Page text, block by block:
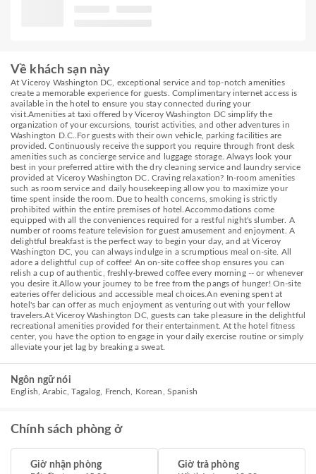
Về khách sạn này
At Viceroy Washington DC, exceptional service and top-notch amenities
create a memorable experience for guests. Complimentary internet access is
available in the hotel to ensure you stay connected during your
visit.Amenities at taxi offered by Viceroy Washington DC simplify the
organization of your excursions, tourist activities, and other adventures in
Washington D.C..For guests with their own vehicle, parking facilities are
provided. Continuously receive the support you require through front desk
amenities such as concierge service and luggage storage. Always look your
best in your preferred attire with the dry cleaning service and laundry service
provided at Viceroy Washington DC. Craving relaxation? In-room amenities
such as room service and daily housekeeping allow you to maximize your
time spent inside the room. Due to health concerns, smoking is strictly
prohibited within the entire premises of hotel.Accommodations come
equipped with all the conveniences required for a restful night's slumber. A
number of rooms feature television for guest amusement and enjoyment. A
delightful breakfast is the perfect way to begin your day, and at Viceroy
Washington DC, you can always indulge in a scrumptious meal on-site. All
adore a delightful cup of coffee! An on-site coffee shop ensures you can
relish a cup of authentic, freshly-brewed coffee every morning -- or whenever
you desire it.Allow your journey to be free from the pangs of hunger! On-site
eateries offer delicious and accessible meal choices.An evening spent at
hotel's bar can offer as much enjoyment as venturing out with your fellow
travelers.At Viceroy Washington DC, guests can take pleasure in the delightful
recreational amenities provided for their entertainment. At the hotel fitness
center, you have the option to engage in your daily exercise routine or simply
alleviate your jet lag by breaking a sweat.
Ngôn ngữ nói
English, Arabic, Tagalog, French, Korean, Spanish
Chính sách phòng ở
Giờ nhận phòng Giờ trả phòng